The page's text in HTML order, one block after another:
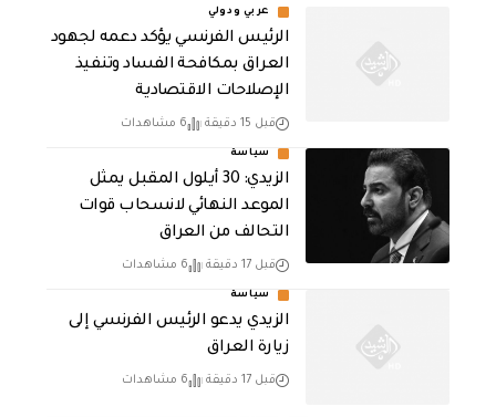
عربي ودولي
الرئيس الفرنسي يؤكد دعمه لجهود
العراق بمكافحة الفساد وتنفيذ
الإصلاحات الاقتصادية
قبل 15 دقيقة 6 مشاهدات
سياسة
الزيدي: 30 أيلول المقبل يمثل
الموعد النهائي لانسحاب قوات
التحالف من العراق
قبل 17 دقيقة 6 مشاهدات
سياسة
الزيدي يدعو الرئيس الفرنسي إلى
زيارة العراق
قبل 17 دقيقة 6 مشاهدات